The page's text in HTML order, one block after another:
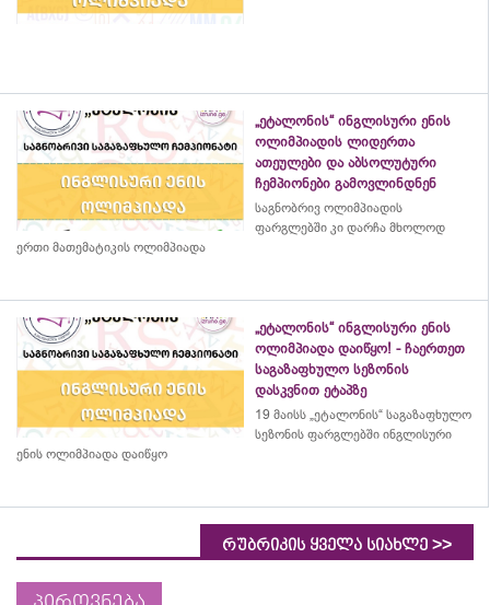
„ეტალონის“ ინგლისური ენის
ოლიმპიადის ლიდერთა
ათეულები და აბსოლუტური
ჩემპიონები გამოვლინდნენ
საგნობრივ ოლიმპიადის
ფარგლებში კი დარჩა მხოლოდ
ერთი მათემატიკის ოლიმპიადა
„ეტალონის“ ინგლისური ენის
ოლიმპიადა დაიწყო! - ჩაერთეთ
საგაზაფხულო სეზონის
დასკვნით ეტაპზე
19 მაისს „ეტალონის“ საგაზაფხულო
სეზონის ფარგლებში ინგლისური
ენის ოლიმპიადა დაიწყო
რუბრიკის ყველა სიახლე >>